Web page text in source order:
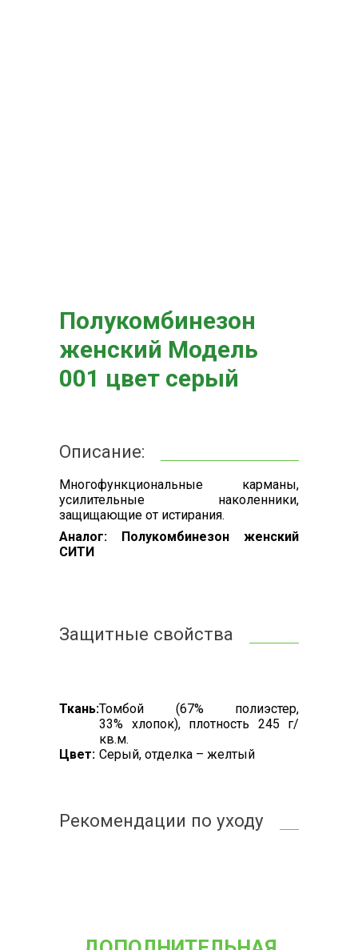
Полукомбинезон
женский Модель
001 цвет серый
Описание:
Многофункциональные карманы,
усилительные наколенники,
защищающие от истирания.
Аналог: Полукомбинезон женский
СИТИ
Защитные свойства
Ткань:Томбой (67% полиэстер,
33% хлопок), плотность 245 г/
кв.м.
Цвет: Серый, отделка – желтый
Рекомендации по уходу